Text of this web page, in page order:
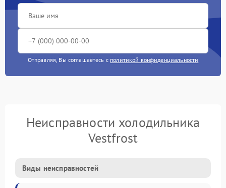
Отправляя, Вы соглашаетесь с политикой конфиденциальности
Неисправности холодильника
Vestfrost
Виды неисправностей